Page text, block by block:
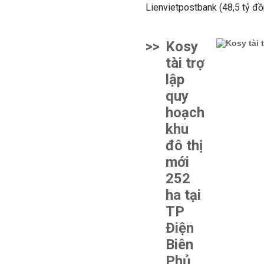
Lienvietpostbank (48,5 tỷ
>> Kosy
tài trợ
lập
quy
hoạch
khu
đô thị
mới
252
ha tại
TP
Điện
Biên